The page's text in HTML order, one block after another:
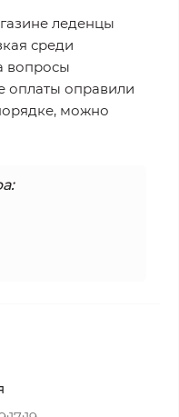
леденцы
среди
вопросы
оплаты оправили
можно